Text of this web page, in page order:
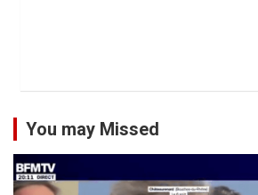
p
u
b
l
You may Missed